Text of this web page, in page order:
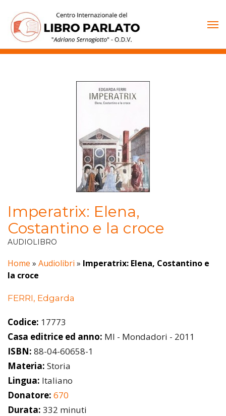
contenuto
Imperatrix: Elena,
Costantino e la croce
AUDIOLIBRO
Home » Audiolibri » Imperatrix: Elena, Costantino e
la croce
FERRI, Edgarda
Codice: 17773
Casa editrice ed anno: MI - Mondadori - 2011
ISBN: 88-04-60658-1
Materia: Storia
Lingua: Italiano
Donatore: 670
Durata: 332 minuti